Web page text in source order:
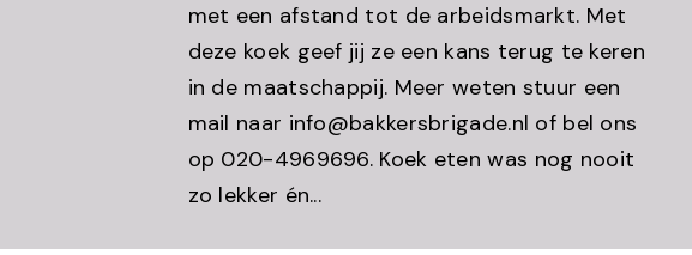
met een afstand tot de arbeidsmarkt. Met
deze koek geef jij ze een kans terug te keren
in de maatschappij. Meer weten stuur een
mail naar info@bakkersbrigade.nl of bel ons
op 020-4969696. Koek eten was nog nooit
zo lekker én...